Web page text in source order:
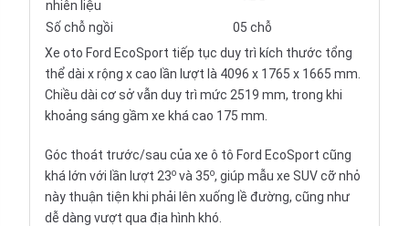
nhiên liệu
Số chỗ ngồi
05 chỗ
Xe oto Ford EcoSport tiếp tục duy trì kích thước tổng
thể dài x rộng x cao lần lượt là 4096 x 1765 x 1665 mm.
Chiều dài cơ sở vẫn duy trì mức 2519 mm, trong khi
khoảng sáng gầm xe khá cao 175 mm.
Góc thoát trước/sau của xe ô tô Ford EcoSport cũng
khá lớn với lần lượt 23o và 35o, giúp mẫu xe SUV cỡ nhỏ
này thuận tiện khi phải lên xuống lề đường, cũng như
dễ dàng vượt qua địa hình khó.